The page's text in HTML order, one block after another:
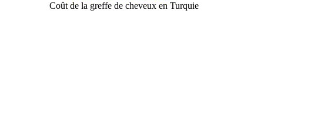
Coût de la greffe de cheveux en Turquie